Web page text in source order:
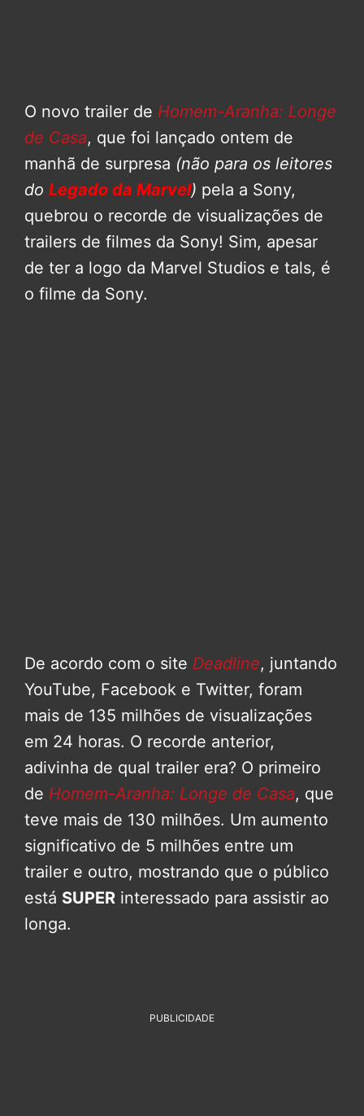
O novo trailer de Homem-Aranha: Longe
de Casa, que foi lançado ontem de
manhã de surpresa (não para os leitores
do Legado da Marvel) pela a Sony,
quebrou o recorde de visualizações de
trailers de filmes da Sony! Sim, apesar
de ter a logo da Marvel Studios e tals, é
o filme da Sony.
De acordo com o site Deadline, juntando
YouTube, Facebook e Twitter, foram
mais de 135 milhões de visualizações
em 24 horas. O recorde anterior,
adivinha de qual trailer era? O primeiro
de Homem-Aranha: Longe de Casa, que
teve mais de 130 milhões. Um aumento
significativo de 5 milhões entre um
trailer e outro, mostrando que o público
está SUPER interessado para assistir ao
longa.
PUBLICIDADE